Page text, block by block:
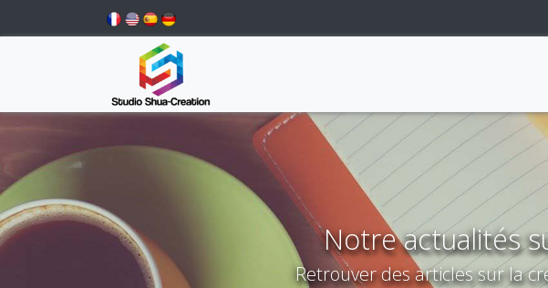
Notre actualités
Retrouver des articles sur la